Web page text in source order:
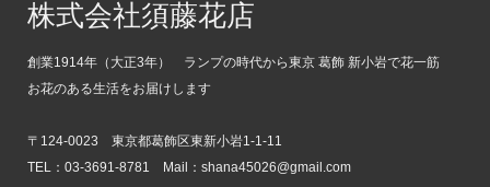
株式会社須藤花店
創業1914年（大正3年） ランプの時代から東京 葛飾 新小岩で花一筋
お花のある生活をお届けします
〒124-0023 東京都葛飾区東新小岩1-1-11
TEL：03-3691-8781 Mail：shana45026@gmail.com